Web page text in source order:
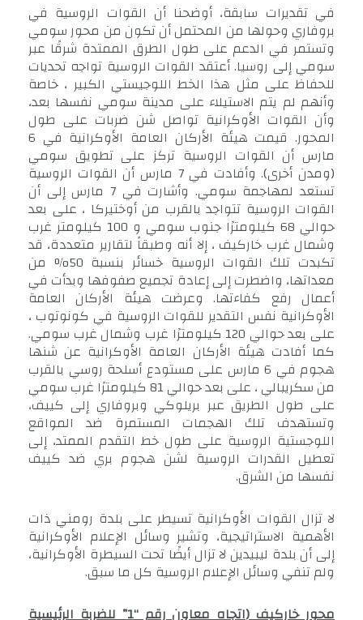
في تقديرات سابقة، أوضحنا أن القوات الروسية في
بروفاري وحولها من المحتمل أن تكون من محور سومي
وتستمر في الدعم على طول الطرق الممتدة شرقًا عبر
سومي إلى روسيا. أعتقد القوات الروسية تواجه تحديات
للحفاظ على مثل هذا الخط اللوجيستي الكبير ، خاصة
وأنهم لم يتم الاستيلاء على مدينة سومي نفسها بعد،
وأن القوات الأوكرانية تواصل شن ضربات على طول
المحور. قيمت هيئة الأركان العامة الأوكرانية في 6
مارس أن القوات الروسية تركز على تطويق سومي
(ومدن أخرى). وأفادت في 7 مارس أن القوات الروسية
تستعد لمهاجمة سومي. وأشارت في 7 مارس إلى أن
القوات الروسية تتواجد بالقرب من أوختيركا ، على بعد
حوالي 68 كيلومترًا جنوب سومي و 100 كيلومتر غرب
وشمال غرب خاركيف ، إلا أنه وطبقاً لتقارير متعددة، قد
تكبدت تلك القوات الروسية خسائر بنسبة 50% من
معداتها، واضطرت إلى إعادة تجميع صفوفها وبدأت في
أعمال رفع كفاءتها. وعرضت هيئة الأركان العامة
الأوكرانية نفس التقدير للقوات الروسية في كونوتوب ،
على بعد حوالي 120 كيلومترًا غرب وشمال غرب سومي.
كما أفادت هيئة الأركان العامة الأوكرانية عن شنها
هجوم في 6 مارس على مستودع أسلحة روسي بالقرب
من سكريبالي ، على بعد حوالي 81 كيلومترًا غرب سومي
على طول الطريق عبر بريلوكي وبروفاري إلى كييف،
وتستهدف تلك الهجمات المستمرة ضد المواقع
اللوجستية الروسية على طول خط التقدم الممتد، إلى
تعطيل القدرات الروسية لشن هجوم بري ضد كييف
نفسها من الشرق.
لا تزال القوات الأوكرانية تسيطر على بلدة رومني ذات
الأهمية الاستراتيجية، وتشير وسائل الإعلام الأوكرانية
إلى أن بلدة ليبيدين لا تزال أيضًا تحت السيطرة الأوكرانية،
ولم تنفي وسائل الإعلام الروسية كل ما سبق.
محور خاركيف (اتجاه معاون رقم “1” للضربة الرئيسية